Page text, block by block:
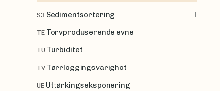
S3 Sedimentsortering
TE Torvproduserende evne
TU Turbiditet
TV Tørrleggingsvarighet
UE Uttørkingseksponering